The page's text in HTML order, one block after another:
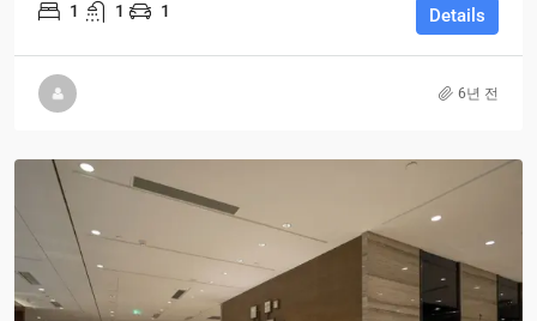
1 1 1 Details
6년 전